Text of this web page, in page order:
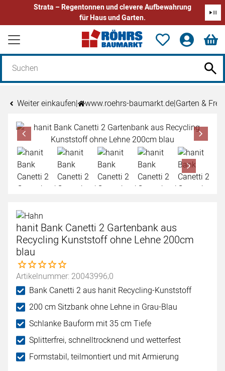
Strata – Regentonnen und clevere Aufbewahrung
für Haus und Garten.
Zum Hauptinhalt springen
Weiter einkaufen| www.roehrs-baumarkt.de|Garten &
Produktgalerie
Zur Kaufbox springen
hanit Bank Canetti 2 Gartenbank aus
Recycling Kunststoff ohne Lehne 200cm
blau
Noch keine Bewertungen abgegeben
Artikelnummer: 20043996;0
Bank Canetti 2 aus hanit Recycling-Kunststoff
200 cm Sitzbank ohne Lehne in Grau-Blau
Schlanke Bauform mit 35 cm Tiefe
Splitterfrei, schnelltrocknend und wetterfest
Formstabil, teilmontiert und mit Armierung